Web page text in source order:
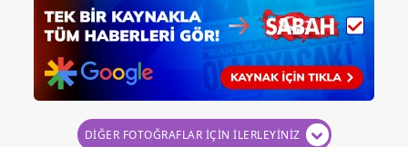
DİĞER FOTOĞRAFLAR İÇİN İLERLEYİNİZ